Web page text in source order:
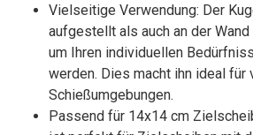
Vielseitige Verwendung: Der
aufgestellt als auch an der
um Ihren individuellen
werden. Dies macht ihn ideal für
Schießumgebungen.
Passend für 14x14 cm